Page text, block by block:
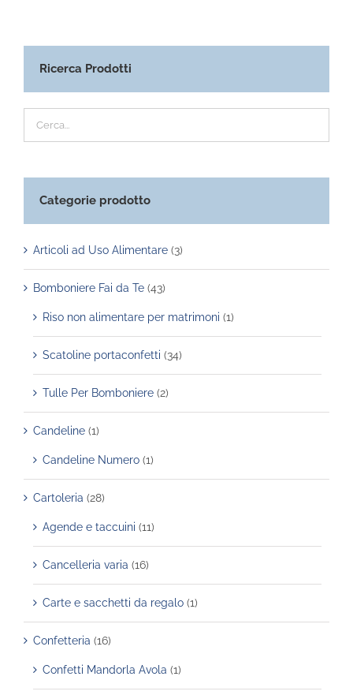
Ricerca Prodotti
Categorie prodotto
Articoli ad Uso Alimentare (3)
Bomboniere Fai da Te (43)
Riso non alimentare per matrimoni (1)
Scatoline portaconfetti (34)
Tulle Per Bomboniere (2)
Candeline (1)
Candeline Numero (1)
Cartoleria (28)
Agende e taccuini (11)
Cancelleria varia (16)
Carte e sacchetti da regalo (1)
Confetteria (16)
Confetti Mandorla Avola (1)